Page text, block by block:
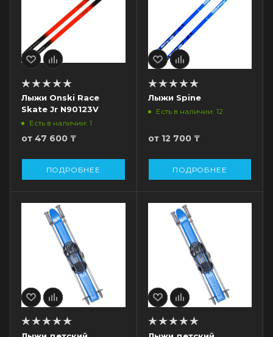
Лыжи Onski Race
Skate Jr N90123V
Есть в наличии: 1
от 47 600 ₸
ПОДРОБНЕЕ
Лыжи Spine
Есть в наличии: 12
от 12 700 ₸
ПОДРОБНЕЕ